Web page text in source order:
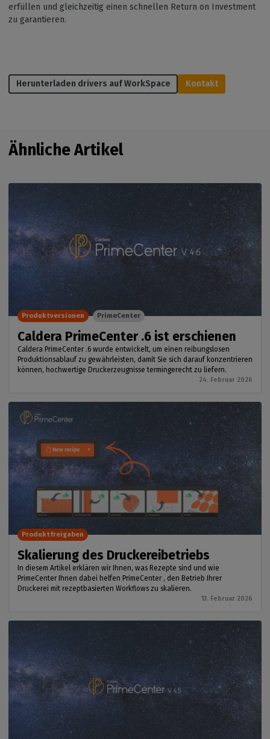
erfüllen und gleichzeitig einen schnellen Return on Investment
zu garantieren.
Herunterladen drivers auf WorkSpace Kontakt
Ähnliche Artikel
Caldera PrimeCenter .6 ist erschienen
Caldera PrimeCenter .6 wurde entwickelt, um einen reibungslosen
Produktionsablauf zu gewährleisten, damit Sie sich darauf konzentrieren
können, hochwertige Druckerzeugnisse termingerecht zu liefern.
24. Februar 2026
Produktversionen PrimeCenter
Skalierung des Druckereibetriebs
In diesem Artikel erklären wir Ihnen, was Rezepte sind und wie
PrimeCenter Ihnen dabei helfen PrimeCenter , den Betrieb Ihrer
Druckerei mit rezeptbasierten Workflows zu skalieren.
13. Februar 2026
Produktfreigaben